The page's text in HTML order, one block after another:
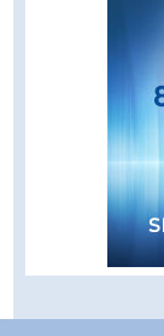
шамшырағы
08.08.2026
Кенеге
жүргізілуде
07.08.2026